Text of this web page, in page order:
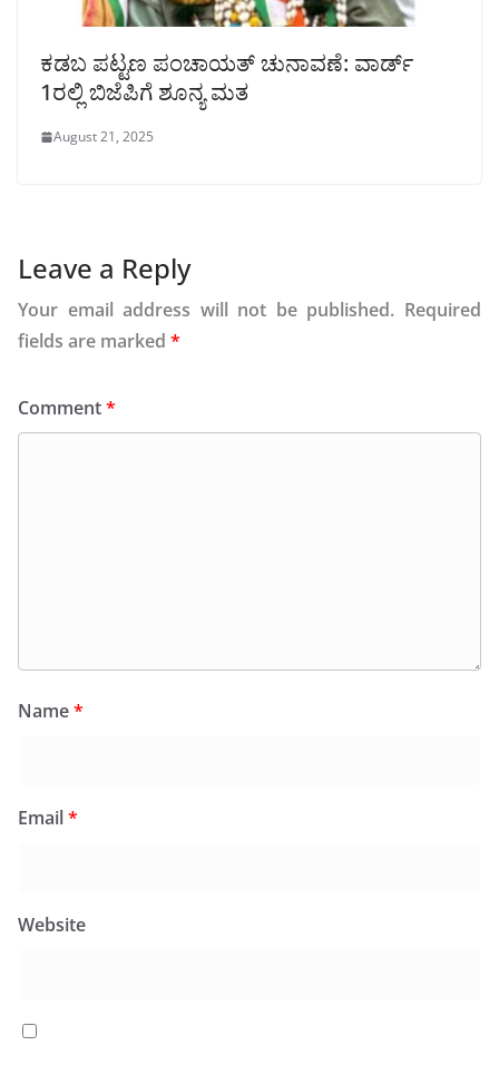
ಕಡಬ ಪಟ್ಟಣ ಪಂಚಾಯತ್ ಚುನಾವಣೆ: ವಾರ್ಡ್
1ರಲ್ಲಿ ಬಿಜೆಪಿಗೆ ಶೂನ್ಯ ಮತ
August 21, 2025
Leave a Reply
Your email address will not be published. Required
fields are marked *
Comment*
Name*
Email*
Website